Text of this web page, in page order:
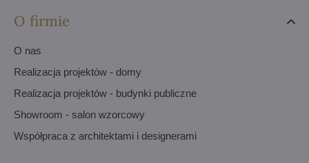
O firmie
O nas
Realizacja projektów - domy
Realizacja projektów - budynki publiczne
Showroom - salon wzorcowy
Współpraca z architektami i designerami